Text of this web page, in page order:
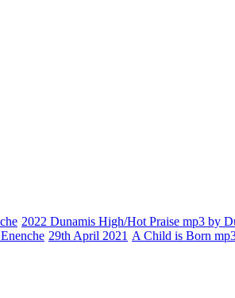
2022 Dunamis High/Hot Praise mp3 by
29th April 2021 A Child is Born